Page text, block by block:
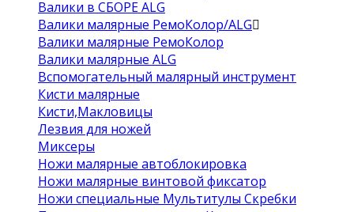
Валики в СБОРЕ ALG
Валики малярные РемоКолор/ALG
Валики малярные РемоКолор
Валики малярные ALG
Вспомогательный малярный инструмент
Кисти малярные
Кисти,Макловицы
Лезвия для ножей
Миксеры
Ножи малярные автоблокировка
Ножи малярные винтовой фиксатор
Ножи специальные Мультитулы Скребки